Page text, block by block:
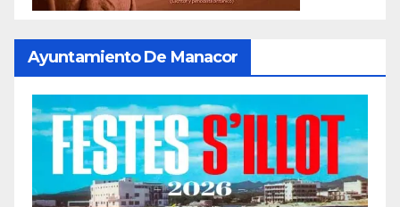
Ayuntamiento De Manacor